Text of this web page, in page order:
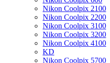
Nikon Coolpix 2100
Nikon Coolpix 2200
Nikon Coolpix 3100
Nikon Coolpix 3200
Nikon Coolpix 4100
KD
Nikon Coolpix 5700